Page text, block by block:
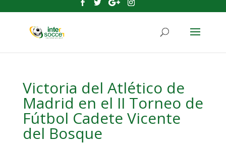
Victoria del Atlético de
Madrid en el II Torneo de
Fútbol Cadete Vicente
del Bosque